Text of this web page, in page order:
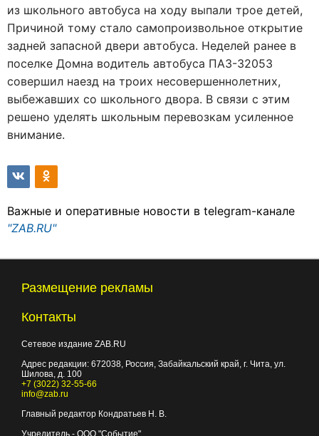
из школьного автобуса на ходу выпали трое детей,
Причиной тому стало самопроизвольное открытие
задней запасной двери автобуса. Неделей ранее в
поселке Домна водитель автобуса ПАЗ-32053
совершил наезд на троих несовершеннолетних,
выбежавших со школьного двора. В связи с этим
решено уделять школьным перевозкам усиленное
внимание.
Важные и оперативные новости в telegram-канале
"ZAB.RU"
Размещение рекламы
Контакты
Сетевое издание ZAB.RU
Адрес редакции: 672038, Россия, Забайкальский край, г. Чита, ул.
Шилова, д. 100
+7 (3022) 32-55-66
info@zab.ru
Главный редактор Кондратьев Н. В.
Учредитель - ООО "Событие"